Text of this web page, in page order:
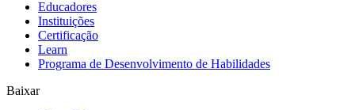
Jogos XR
Lance jogos XR em várias plataformas
Jogos com multijogador
Educadores
Instituições
Certificação
Learn
Programa de Desenvolvimento de Habilidades
Baixar